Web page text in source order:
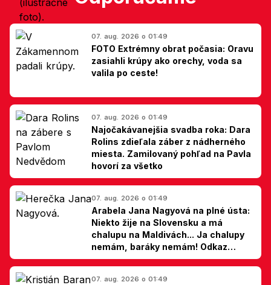
07. aug. 2026 o 01:49
FOTO Extrémny obrat počasia: Oravu
zasiahli krúpy ako orechy, voda sa
valila po ceste!
07. aug. 2026 o 01:49
Najočakávanejšia svadba roka: Dara
Rolins zdieľala záber z nádherného
miesta. Zamilovaný pohľad na Pavla
hovorí za všetko
07. aug. 2026 o 01:49
Arabela Jana Nagyová na plné ústa:
Niekto žije na Slovensku a má
chalupu na Maldivách... Ja chalupy
nemám, baráky nemám! Odkaz
Slovákom
07. aug. 2026 o 01:49